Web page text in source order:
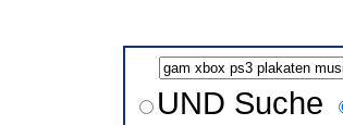
UND Suche